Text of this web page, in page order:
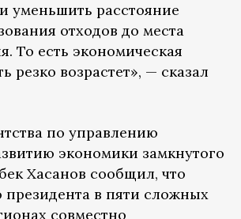
уменьшить расстояние
отходов до места
То есть экономическая
резко возрастет», — сказал
по управлению
экономики замкнутого
Хасанов сообщил, что
в пяти сложных
совместно